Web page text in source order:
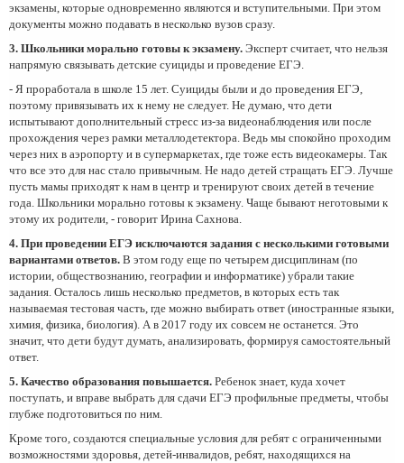
экзамены, которые одновременно являются и вступительными. При этом
документы можно подавать в несколько вузов сразу.
3. Школьники морально готовы к экзамену. Эксперт считает, что нельзя
напрямую связывать детские суициды и проведение ЕГЭ.
- Я проработала в школе 15 лет. Суициды были и до проведения ЕГЭ,
поэтому привязывать их к нему не следует. Не думаю, что дети
испытывают дополнительный стресс из-за видеонаблюдения или после
прохождения через рамки металлодетектора. Ведь мы спокойно проходим
через них в аэропорту и в супермаркетах, где тоже есть видеокамеры. Так
что все это для нас стало привычным. Не надо детей стращать ЕГЭ. Лучше
пусть мамы приходят к нам в центр и тренируют своих детей в течение
года. Школьники морально готовы к экзамену. Чаще бывают неготовыми к
этому их родители, - говорит Ирина Сахнова.
4. При проведении ЕГЭ исключаются задания с несколькими готовыми
вариантами ответов. В этом году еще по четырем дисциплинам (по
истории, обществознанию, географии и информатике) убрали такие
задания. Осталось лишь несколько предметов, в которых есть так
называемая тестовая часть, где можно выбирать ответ (иностранные языки,
химия, физика, биология). А в 2017 году их совсем не останется. Это
значит, что дети будут думать, анализировать, формируя самостоятельный
ответ.
5. Качество образования повышается. Ребенок знает, куда хочет
поступать, и вправе выбрать для сдачи ЕГЭ профильные предметы, чтобы
глубже подготовиться по ним.
Кроме того, создаются специальные условия для ребят с ограниченными
возможностями здоровья, детей-инвалидов, ребят, находящихся на